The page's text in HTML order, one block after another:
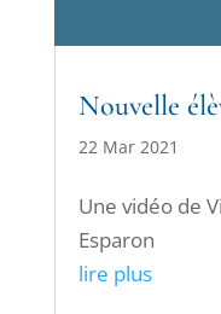
Nouvelle
22 Mar 2021
Une vidéo de
Esparon
lire plus